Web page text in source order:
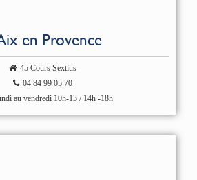
en Provence
45 Cours Sextius
04 84 99 05 70
au vendredi 10h-13 / 14h -18h